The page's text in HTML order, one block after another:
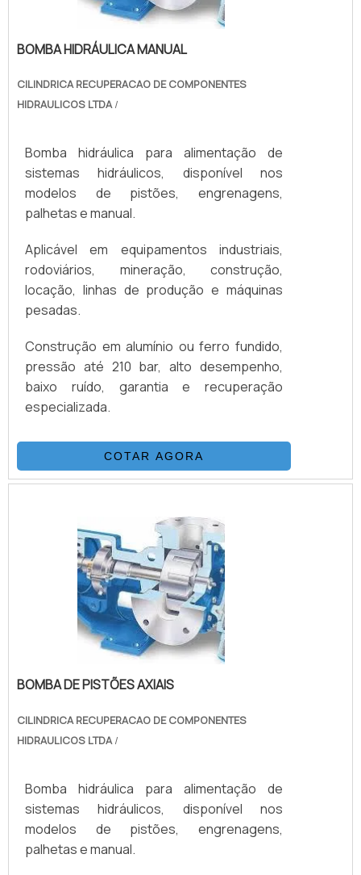
BOMBA HIDRÁULICA MANUAL
CILINDRICA RECUPERACAO DE COMPONENTES
HIDRAULICOS LTDA/
Bomba hidráulica para alimentação de
sistemas hidráulicos, disponível nos
modelos de pistões, engrenagens,
palhetas e manual.
Aplicável em equipamentos industriais,
rodoviários, mineração, construção,
locação, linhas de produção e máquinas
pesadas.
Construção em alumínio ou ferro fundido,
pressão até 210 bar, alto desempenho,
baixo ruído, garantia e recuperação
especializada.
COTAR AGORA
BOMBA DE PISTÕES AXIAIS
CILINDRICA RECUPERACAO DE COMPONENTES
HIDRAULICOS LTDA/
Bomba hidráulica para alimentação de
sistemas hidráulicos, disponível nos
modelos de pistões, engrenagens,
palhetas e manual.